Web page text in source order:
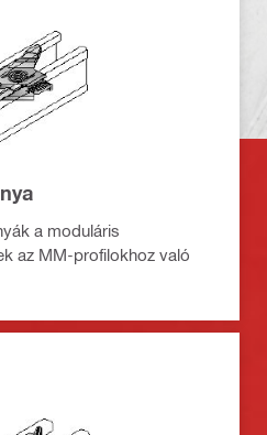
a moduláris
az MM-profilokhoz való